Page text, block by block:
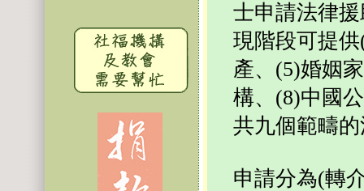
士申請法律
現階段可提
產、(5)婚姻
構、(8)中國
共九個範疇
申請分為(轉